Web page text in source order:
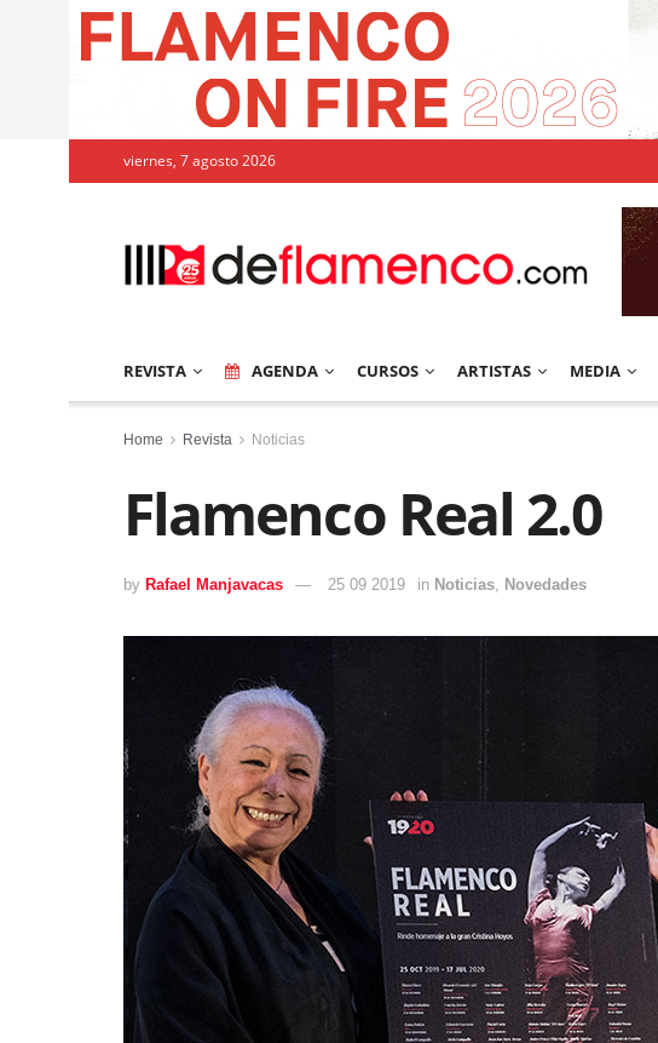
viernes, 7 agosto 2026
REVISTA AGENDA CURSOS ARTISTAS MEDIA
Home Revista Noticias
Flamenco Real 2.0
by Rafael Manjavacas 25 09 2019 in Noticias, Novedades